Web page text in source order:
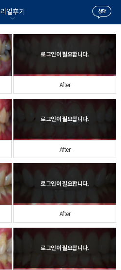
리얼후기
After
After
After